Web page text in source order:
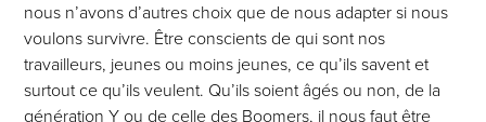
nous n’avons d’autres choix que de nous adapter si nous
voulons survivre. Être conscients de qui sont nos
travailleurs, jeunes ou moins jeunes, ce qu’ils savent et
surtout ce qu’ils veulent. Qu’ils soient âgés ou non, de la
génération Y ou de celle des Boomers, il nous faut être